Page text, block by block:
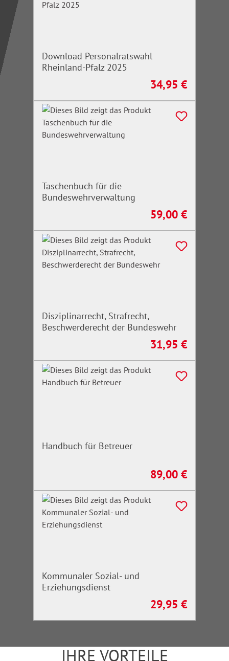
Download Personalratswahl
Rheinland-Pfalz 2025
Regulärer Preis:
34,95 €
Taschenbuch für die
Bundeswehrverwaltung
Regulärer Preis:
59,00 €
Disziplinarrecht, Strafrecht,
Beschwerderecht der Bundeswehr
Regulärer Preis:
31,95 €
Handbuch für Betreuer
Regulärer Preis:
89,00 €
Kommunaler Sozial- und
Erziehungsdienst
Regulärer Preis:
29,95 €
IHRE VORTEILE